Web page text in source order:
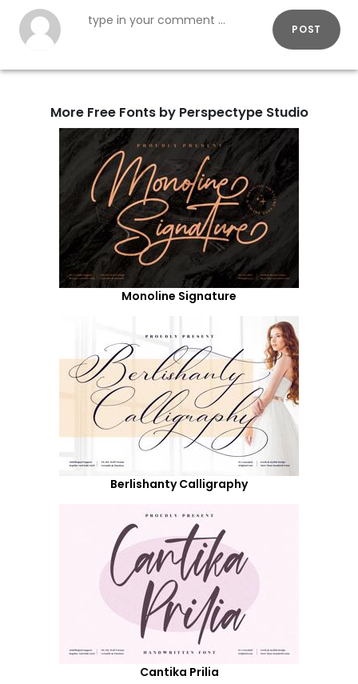
POST
More Free Fonts by Perspectype Studio
Monoline Signature
Berlishanty Calligraphy
Cantika Prilia